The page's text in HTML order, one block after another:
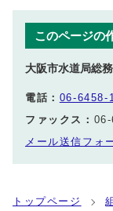
このページの
大阪市水道局総
電話： 06-6458-
ファックス：
メール送信フォ
トップページ